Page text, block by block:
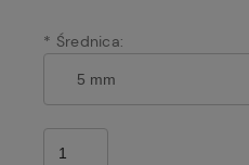
* Średnica: